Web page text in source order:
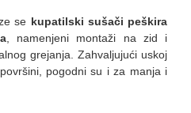
se kupatilski sušači peškira
, namenjeni montaži na zid i
grejanja. Zahvaljujući uskoj
pogodni su i za manja i